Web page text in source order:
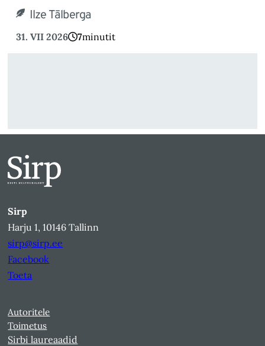
Ilze Tālberga
31. VII 2026 7minutit
Sirp
Harju 1, 10146 Tallinn
sirp@sirp.ee
Facebook
Toeta
Autoritele
Toimetus
Sirbi laureaadid